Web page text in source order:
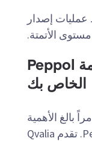
إصدار
الأتمتة.
شركة Qvalia كمزود خدمة Peppol
الخاص بك
بالغ الأهمية
للاستفادة الكاملة من إمكانات Peppol. تقدم Qvalia